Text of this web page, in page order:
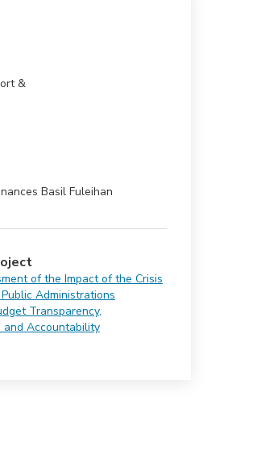
&
Basil Fuleihan
of the Impact of the Crisis
Administrations
Transparency,
and Accountability